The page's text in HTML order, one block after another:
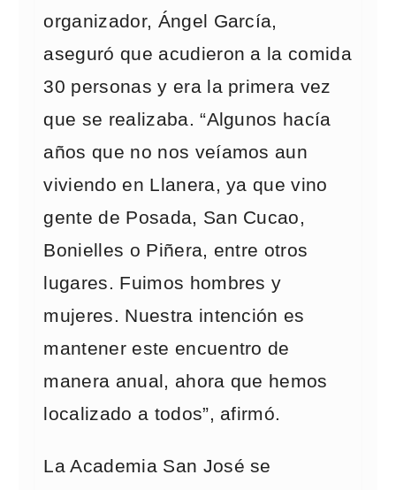
organizador, Ángel García,
aseguró que acudieron a la comida
30 personas y era la primera vez
que se realizaba. “Algunos hacía
años que no nos veíamos aun
viviendo en Llanera, ya que vino
gente de Posada, San Cucao,
Bonielles o Piñera, entre otros
lugares. Fuimos hombres y
mujeres. Nuestra intención es
mantener este encuentro de
manera anual, ahora que hemos
localizado a todos”, afirmó.
La Academia San José se